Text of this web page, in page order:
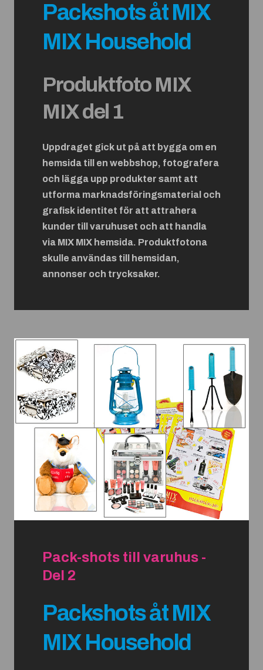
Packshots åt MIX
MIX Household
Produktfoto MIX
MIX del 1
Uppdraget gick ut på att bygga om en
hemsida till en webbshop, fotografera
och lägga upp produkter samt att
utforma marknadsföringsmaterial och
grafisk identitet för att attrahera
kunder till varuhuset och att handla
via MIX MIX hemsida. Produktfotona
skulle användas till hemsidan,
annonser och trycksaker.
Pack-shots till varuhus -
Del 2
Packshots åt MIX
MIX Household